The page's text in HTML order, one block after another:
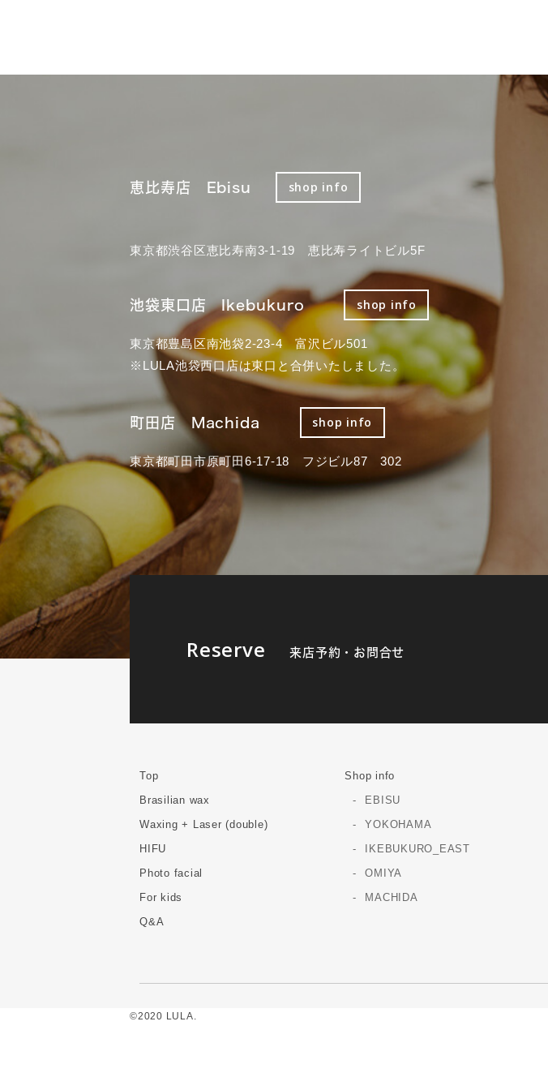
恵比寿店 Ebisu shop info
東京都渋谷区恵比寿南3-1-19 恵比寿ライトビル5F
池袋東口店 Ikebukuro shop info
東京都豊島区南池袋2-23-4 富沢ビル501
※LULA池袋西口店は東口と合併いたしました。
町田店 Machida shop info
東京都町田市原町田6-17-18 フジビル87 302
Reserve 来店予約・お問合せ
Top
Brasilian wax
Waxing + Laser (double)
HIFU
Photo facial
For kids
Q&A
Shop info
EBISU
YOKOHAMA
IKEBUKURO_EAST
OMIYA
MACHIDA
©2020 LULA.